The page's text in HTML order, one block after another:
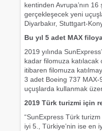
kentinden Avrupa’nın
gerçekleşecek yeni
Diyarbakır, Stuttgart-
Bu yıl 5 adet MAX
2019 yılında
kadar filomuza katılacak
itibaren filomuza
3 adet Boeing 737 MAX-
uçuşlarda kullanmak
2019 Türk turizmi için
“SunExpress Türk turizm
iyi 5., Türkiye’nin ise en